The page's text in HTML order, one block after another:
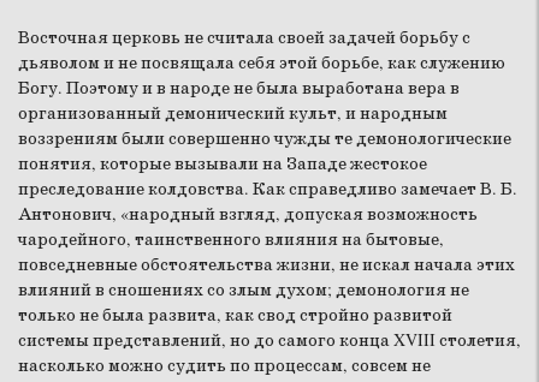
Восточная церковь не считала своей задачей борьбу с
дьяволом и не посвящала себя этой борьбе, как служению
Богу. Поэтому и в народе не была выработана вера в
организованный демонический культ, и народным
воззрениям были совершенно чужды те демонологические
понятия, которые вызывали на Западе жестокое
преследование колдовства. Как справедливо замечает В. Б.
Антонович, «народный взгляд, допуская возможность
чародейного, таинственного влияния на бытовые,
повседневные обстоятельства жизни, не искал начала этих
влияний в сношениях со злым духом; демонология не
только не была развита, как свод стройно развитой
системы представлений, но до самого конца XVIII столетия,
насколько можно судить по процессам, совсем не